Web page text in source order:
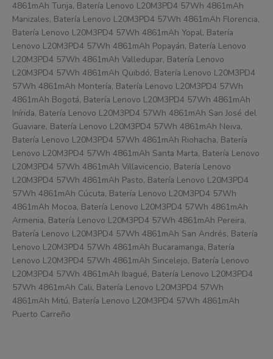
4861mAh Tunja, Batería Lenovo L20M3PD4 57Wh 4861mAh
Manizales, Batería Lenovo L20M3PD4 57Wh 4861mAh Florencia,
Batería Lenovo L20M3PD4 57Wh 4861mAh Yopal, Batería
Lenovo L20M3PD4 57Wh 4861mAh Popayán, Batería Lenovo
L20M3PD4 57Wh 4861mAh Valledupar, Batería Lenovo
L20M3PD4 57Wh 4861mAh Quibdó, Batería Lenovo L20M3PD4
57Wh 4861mAh Montería, Batería Lenovo L20M3PD4 57Wh
4861mAh Bogotá, Batería Lenovo L20M3PD4 57Wh 4861mAh
Inírida, Batería Lenovo L20M3PD4 57Wh 4861mAh San José del
Guaviare, Batería Lenovo L20M3PD4 57Wh 4861mAh Neiva,
Batería Lenovo L20M3PD4 57Wh 4861mAh Riohacha, Batería
Lenovo L20M3PD4 57Wh 4861mAh Santa Marta, Batería Lenovo
L20M3PD4 57Wh 4861mAh Villavicencio, Batería Lenovo
L20M3PD4 57Wh 4861mAh Pasto, Batería Lenovo L20M3PD4
57Wh 4861mAh Cúcuta, Batería Lenovo L20M3PD4 57Wh
4861mAh Mocoa, Batería Lenovo L20M3PD4 57Wh 4861mAh
Armenia, Batería Lenovo L20M3PD4 57Wh 4861mAh Pereira,
Batería Lenovo L20M3PD4 57Wh 4861mAh San Andrés, Batería
Lenovo L20M3PD4 57Wh 4861mAh Bucaramanga, Batería
Lenovo L20M3PD4 57Wh 4861mAh Sincelejo, Batería Lenovo
L20M3PD4 57Wh 4861mAh Ibagué, Batería Lenovo L20M3PD4
57Wh 4861mAh Cali, Batería Lenovo L20M3PD4 57Wh
4861mAh Mitú, Batería Lenovo L20M3PD4 57Wh 4861mAh
Puerto Carreño